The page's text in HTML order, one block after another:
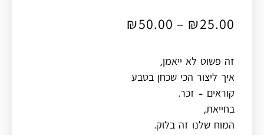
₪25.00
–
₪50.00
זה פשוט לא ייאמן,
איך ליצור הכי שכחן בטבע
קוראים – זכר.
בחייאת,
המוח שלנו זה בלוק.